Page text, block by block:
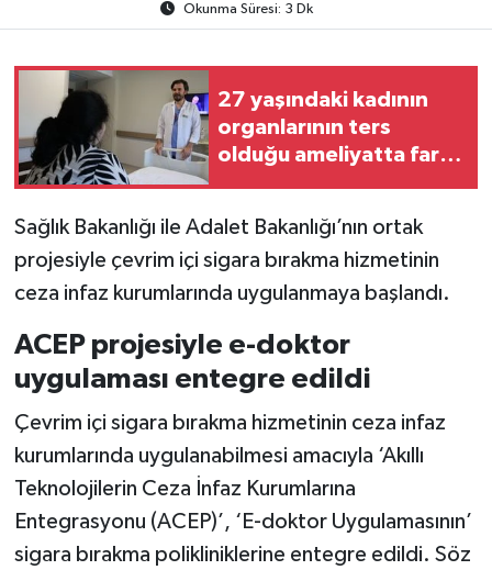
Okunma Süresi: 3 Dk
27 yaşındaki kadının
organlarının ters
olduğu ameliyatta fark
Sağlık Bakanlığı ile Adalet Bakanlığı’nın ortak
projesiyle çevrim içi sigara bırakma hizmetinin
ceza infaz kurumlarında uygulanmaya başlandı.
ACEP projesiyle e-doktor
uygulaması entegre edildi
Çevrim içi sigara bırakma hizmetinin ceza infaz
kurumlarında uygulanabilmesi amacıyla ‘Akıllı
Teknolojilerin Ceza İnfaz Kurumlarına
Entegrasyonu (ACEP)’, ‘E-doktor Uygulamasının’
sigara bırakma polikliniklerine entegre edildi. Söz